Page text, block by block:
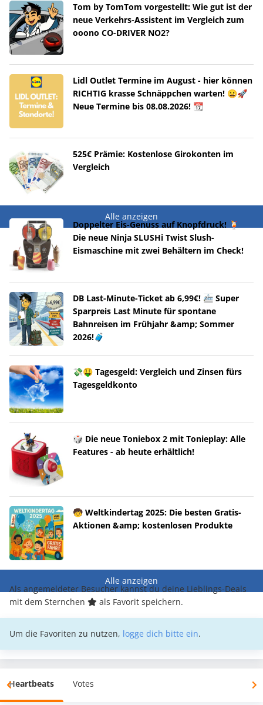
Tom by TomTom vorgestellt: Wie gut ist der
neue Verkehrs-Assistent im Vergleich zum
ooono CO-DRIVER NO2?
Lidl Outlet Termine im August - hier können
RICHTIG krasse Schnäppchen warten! 😀🚀
Neue Termine bis 08.08.2026! 📆
525€ Prämie: Kostenlose Girokonten im
Vergleich
Alle anzeigen
Doppelter Eis-Genuss auf Knopfdruck! 🍹
Die neue Ninja SLUSHi Twist Slush-
Eismaschine mit zwei Behältern im Check!
DB Last-Minute-Ticket ab 6,99€! 🚈 Super
Sparpreis Last Minute für spontane
Bahnreisen im Frühjahr &amp; Sommer
2026!🧳
💸🤑 Tagesgeld: Vergleich und Zinsen fürs
Tagesgeldkonto
🎲 Die neue Toniebox 2 mit Tonieplay: Alle
Features - ab heute erhältlich!
🧒 Weltkindertag 2025: Die besten Gratis-
Aktionen &amp; kostenlosen Produkte
Alle anzeigen
Als angemeldeter Besucher kannst du deine Lieblings-Deals
mit dem Sternchen
als Favorit speichern.
Um die Favoriten zu nutzen, logge dich bitte ein.
Heartbeats Votes